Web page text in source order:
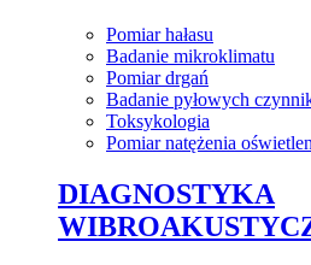
Pomiar hałasu
Badanie mikroklimatu
Pomiar drgań
Badanie pyłowych
Toksykologia
Pomiar natężenia
DIAGNOSTYKA